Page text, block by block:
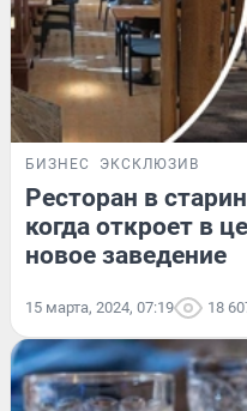
БИЗНЕС ЭКСКЛЮЗИВ
Ресторан в
когда откроет в
новое заведение
15 марта, 2024, 07:19 18